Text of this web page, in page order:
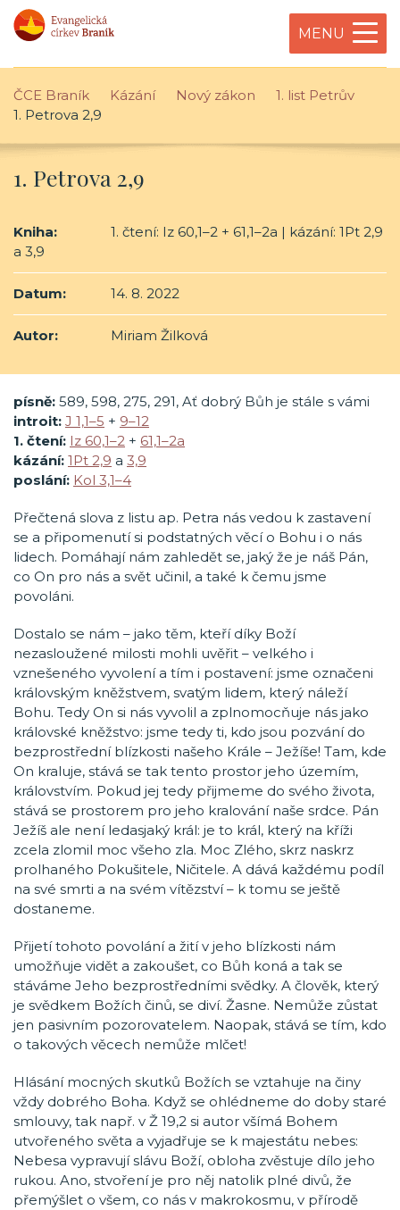
MENU
ČCE Braník Kázání Nový zákon
1. list Petrův
1. Petrova 2,9
1. Petrova 2,9
Kniha:
1. čtení: Iz 60,1–2 + 61,1–2a | kázání: 1Pt 2,9
a 3,9
Datum: 14. 8. 2022
Autor: Miriam Žilková
písně: 589, 598, 275, 291, Ať dobrý Bůh je stále s vámi
introit: J 1,1–5 + 9–12
1. čtení: Iz 60,1–2 + 61,1–2a
kázání: 1Pt 2,9 a 3,9
poslání: Kol 3,1–4
Přečtená slova z listu ap. Petra nás vedou k zastavení
se a připomenutí si podstatných věcí o Bohu i o nás
lidech. Pomáhají nám zahledět se, jaký že je náš Pán,
co On pro nás a svět učinil, a také k čemu jsme
povoláni.
Dostalo se nám – jako těm, kteří díky Boží
nezasloužené milosti mohli uvěřit – velkého i
vznešeného vyvolení a tím i postavení: jsme označeni
královským kněžstvem, svatým lidem, který náleží
Bohu. Tedy On si nás vyvolil a zplnomocňuje nás jako
královské kněžstvo: jsme tedy ti, kdo jsou pozvání do
bezprostřední blízkosti našeho Krále – Ježíše! Tam, kde
On kraluje, stává se tak tento prostor jeho územím,
královstvím. Pokud jej tedy přijmeme do svého života,
stává se prostorem pro jeho kralování naše srdce. Pán
Ježíš ale není ledasjaký král: je to král, který na kříži
zcela zlomil moc všeho zla. Moc Zlého, skrz naskrz
prolhaného Pokušitele, Ničitele. A dává každému podíl
na své smrti a na svém vítězství – k tomu se ještě
dostaneme.
Přijetí tohoto povolání a žití v jeho blízkosti nám
umožňuje vidět a zakoušet, co Bůh koná a tak se
stáváme Jeho bezprostředními svědky. A člověk, který
je svědkem Božích činů, se diví. Žasne. Nemůže zůstat
jen pasivním pozorovatelem. Naopak, stává se tím, kdo
o takových věcech nemůže mlčet!
Hlásání mocných skutků Božích se vztahuje na činy
vždy dobrého Boha. Když se ohlédneme do doby staré
smlouvy, tak např. v Ž 19,2 si autor všímá Bohem
utvořeného světa a vyjadřuje se k majestátu nebes:
Nebesa vypravují slávu Boží, obloha zvěstuje dílo jeho
rukou. Ano, stvoření je pro něj natolik plné divů, že
přemýšlet o všem, co nás v makrokosmu, v přírodě